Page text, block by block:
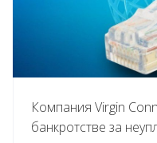
Компания Virgin
банкротстве за